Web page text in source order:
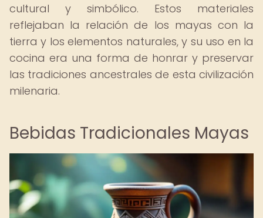
cultural y simbólico. Estos materiales
reflejaban la relación de los mayas con la
tierra y los elementos naturales, y su uso en la
cocina era una forma de honrar y preservar
las tradiciones ancestrales de esta civilización
milenaria.
Bebidas Tradicionales Mayas